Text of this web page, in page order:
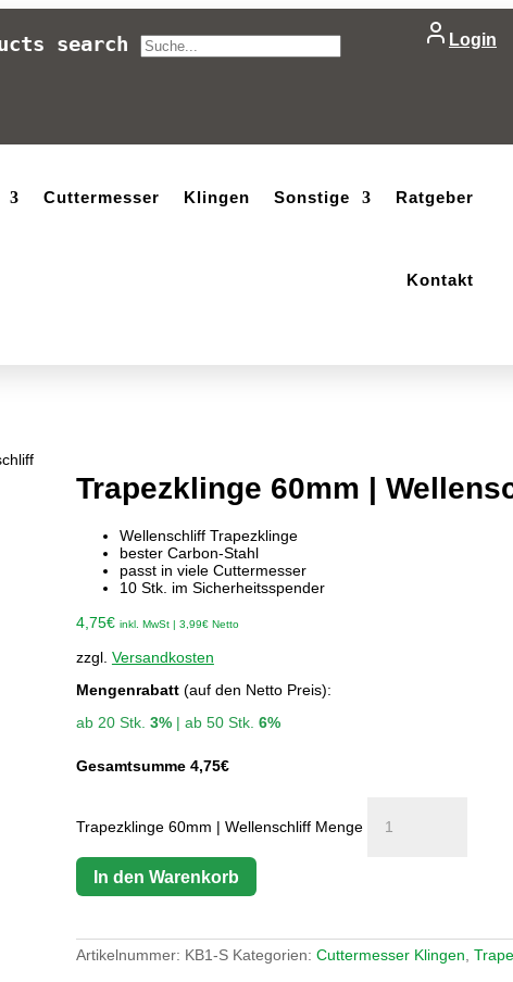
search Login
Cuttermesser Klingen Sonstige Ratgeber
Kontakt
Trapezklinge 60mm |
Wellenschliff Trapezklinge
bester Carbon-Stahl
passt in viele Cuttermesser
10 Stk. im Sicherheitsspender
4,75€ inkl. MwSt | 3,99€Netto
zzgl. Versandkosten
Mengenrabatt(auf den Netto Preis):
ab 20 Stk. 3%| ab 50 Stk. 6%
Gesamtsumme 4,75€
Trapezklinge 60mm | Wellenschliff Menge
In den Warenkorb
Artikelnummer: KB1-S Kategorien: Cuttermesser Klingen,